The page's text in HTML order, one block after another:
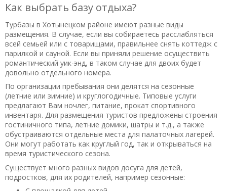
Как выбрать базу отдыха?
Турбазы в Хотынецком районе имеют разные виды
размещения. В случае, если вы собираетесь расслабляться
всей семьей или с товарищами, правильнее снять коттедж с
парилкой и сауной. Если вы приняли решение осуществить
романтический уик-энд, в таком случае для двоих будет
довольно отдельного номера.
По организации пребывания они делятся на сезонные
(летние или зимние) и круглогодичные. Типовые услуги
предлагают Вам ночлег, питание, прокат спортивного
инвентаря. Для размещения туристов предложены строения
гостиничного типа, летние домики, шатры и т.д., а также
обустраиваются отдельные места для палаточных лагерей.
Они могут работать как круглый год, так и открываться на
время туристического сезона.
Существует много разных видов досуга для детей,
подростков, для их родителей, например сезонные: